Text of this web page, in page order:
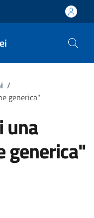
/
generica"
una
generica"